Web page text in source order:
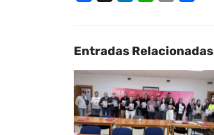
Entradas Relacionadas